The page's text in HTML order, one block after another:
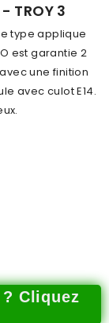
TROY 3
type applique
est garantie 2
une finition
avec culot E14.
Cliquez